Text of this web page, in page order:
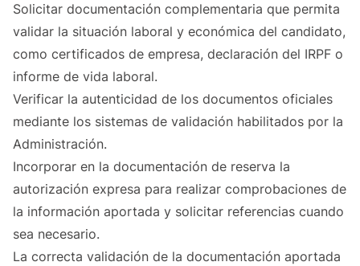
Solicitar documentación complementaria que permita
validar la situación laboral y económica del candidato,
como certificados de empresa, declaración del IRPF o
informe de vida laboral.
Verificar la autenticidad de los documentos oficiales
mediante los sistemas de validación habilitados por la
Administración.
Incorporar en la documentación de reserva la
autorización expresa para realizar comprobaciones de
la información aportada y solicitar referencias cuando
sea necesario.
La correcta validación de la documentación aportada